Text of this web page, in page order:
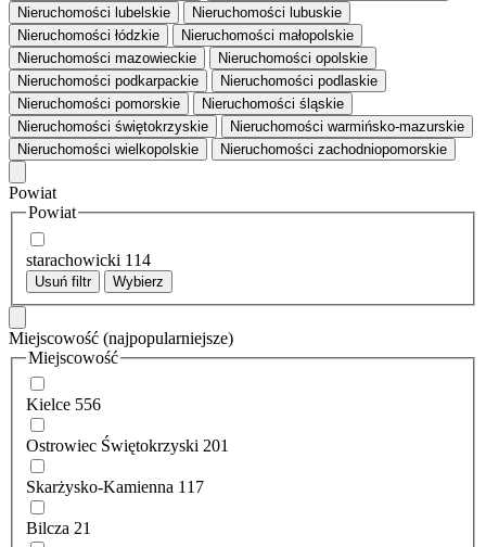
Nieruchomości lubelskie
Nieruchomości lubuskie
Nieruchomości łódzkie
Nieruchomości małopolskie
Nieruchomości mazowieckie
Nieruchomości opolskie
Nieruchomości podkarpackie
Nieruchomości podlaskie
Nieruchomości pomorskie
Nieruchomości śląskie
Nieruchomości świętokrzyskie
Nieruchomości warmińsko-mazurskie
Nieruchomości wielkopolskie
Nieruchomości zachodniopomorskie
Powiat
Powiat
starachowicki 114
Usuń filtr Wybierz
Miejscowość (najpopularniejsze)
Miejscowość
Kielce 556
Ostrowiec Świętokrzyski 201
Skarżysko-Kamienna 117
Bilcza 21